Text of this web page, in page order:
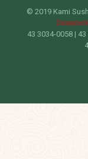
© 2019 Kami
43 3034-0058 |